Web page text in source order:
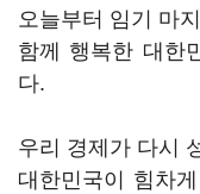
오늘부터 임기 마
함께 행복한 대한
다.
우리 경제가 다시
대한민국이 힘차